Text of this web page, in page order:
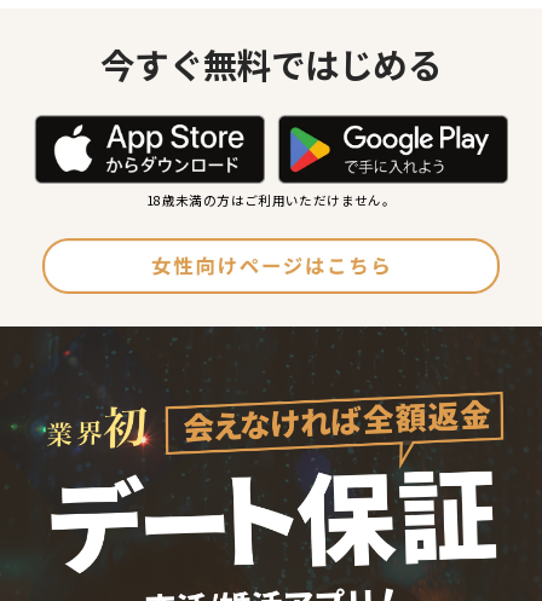
今すぐ無料ではじめる
18歳未満の方はご利用いただけません。